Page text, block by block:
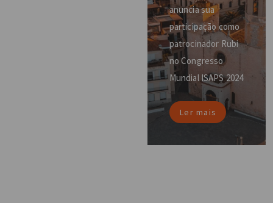
anuncia sua
participação como
patrocinador Rubi
no Congresso
Mundial ISAPS 2024
Ler mais